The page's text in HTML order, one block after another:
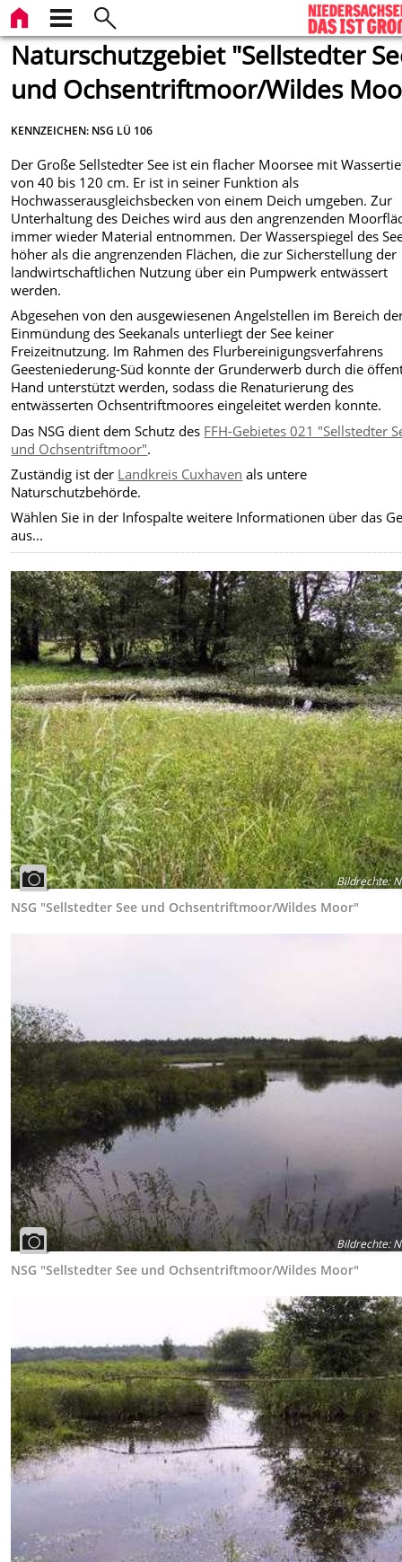
Naturschutzgebiet "Sellstedter
und Ochsentriftmoor/Wildes
KENNZEICHEN: NSG LÜ 106
Der Große Sellstedter See ist ein flacher Moorsee mit
von 40 bis 120 cm. Er ist in seiner Funktion als
Hochwasserausgleichsbecken von einem Deich umgeben. Zur
Unterhaltung des Deiches wird aus den angrenzenden
immer wieder Material entnommen. Der Wasserspiegel des
höher als die angrenzenden Flächen, die zur Sicherstellung der
landwirtschaftlichen Nutzung über ein Pumpwerk entwässert
werden.
Abgesehen von den ausgewiesenen Angelstellen im Bereich
Einmündung des Seekanals unterliegt der See keiner
Freizeitnutzung. Im Rahmen des Flurbereinigungsverfahrens
Geesteniederung-Süd konnte der Grunderwerb durch die
Hand unterstützt werden, sodass die Renaturierung des
entwässerten Ochsentriftmoores eingeleitet werden konnte.
Das NSG dient dem Schutz des FFH-Gebietes 021 "Sellstedter
und Ochsentriftmoor".
Zuständig ist der Landkreis Cuxhaven als untere
Naturschutzbehörde.
Wählen Sie in der Infospalte weitere Informationen über das
aus...
Bildrechte:
NSG "Sellstedter See und Ochsentriftmoor/Wildes Moor"
Bildrechte:
NSG "Sellstedter See und Ochsentriftmoor/Wildes Moor"